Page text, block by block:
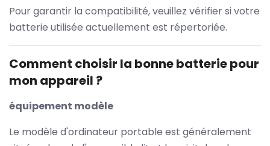
Pour garantir la compatibilité, veuillez vérifier si votre
batterie utilisée actuellement est répertoriée.
Comment choisir la bonne batterie pour
mon appareil ?
équipement modèle
Le modèle d'ordinateur portable est généralement